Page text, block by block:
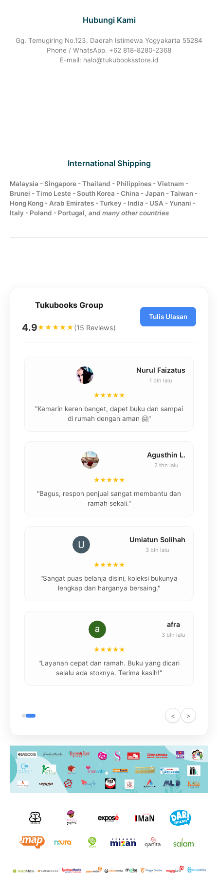
Hubungi Kami
Gg. Temugiring No.123, Daerah Istimewa Yogyakarta 55284
Phone / WhatsApp. +62 818-8280-2368
E-mail: halo@tukubooksstore.id
International Shipping
Malaysia - Singapore - Thailand - Philippines - Vietnam -
Brunei - Timo Leste - South Korea - China - Japan - Taiwan -
Hong Kong - Arab Emirates - Turkey - India - USA - Yunani -
Italy - Poland - Portugal, and many other countries
Tukubooks Group
4.9★★★★★(15 Reviews)
Tulis Ulasan
Nurul Faizatus
1 bln lalu
★★★★★
"Kemarin keren banget, dapet buku dan sampai
di rumah dengan aman 🤗"
Agusthin L.
2 thn lalu
★★★★★
"Bagus, respon penjual sangat membantu dan
ramah sekali."
Umiatun Solihah
3 bln lalu
★★★★★
"Sangat puas belanja disini, koleksi bukunya
lengkap dan harganya bersaing."
afra
3 bln lalu
★★★★★
"Layanan cepat dan ramah. Buku yang dicari
selalu ada stoknya. Terima kasih!"
< >